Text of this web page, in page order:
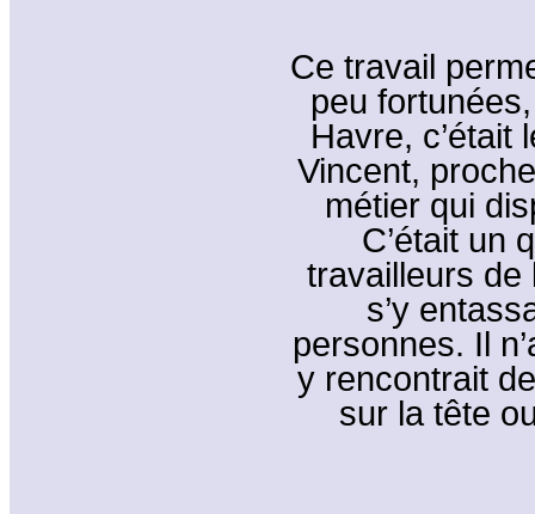
Ce travail
peu
Havre, c’était
Vincent,
métier qui
C’était un
travailleurs de
s’y
personnes. Il
y rencontrait
sur la tête